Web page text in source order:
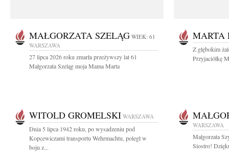
MAŁGORZATA SZELĄG WIEK: 61
WARSZAWA
27 lipca 2026 roku zmarła przeżywszy lat 61
Małgorzata Szeląg moja Mama Marta
MARTA
Z głębokim
Przyjaciółkę
WITOLD GROMELSKI WARSZAWA
Dnia 5 lipca 1942 roku, po wysadzeniu pod
Kopcewiczami transportu Wehrmachtu, poległ w
boju z...
WARSZAWA
Małgorzata
Siostro!